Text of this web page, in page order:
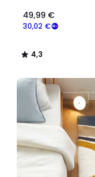
€
souscrivez
programme
payer
à
place
30,02
30,02 €
49,99 €
4,3
/